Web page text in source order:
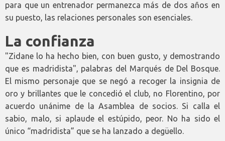
para que un entrenador permanezca más de dos años en
su puesto, las relaciones personales son esenciales.
La confianza
"Zidane lo ha hecho bien, con buen gusto, y demostrando
que es madridista", palabras del Marqués de Del Bosque.
El mismo personaje que se negó a recoger la insignia de
oro y brillantes que le concedió el club, no Florentino, por
acuerdo unánime de la Asamblea de socios. Si calla el
sabio, malo, si aplaude el estúpido, peor. No ha sido el
único “madridista” que se ha lanzado a degüello.